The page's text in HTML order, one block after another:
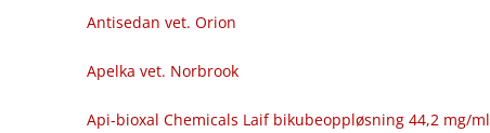
Antisedan vet. Orion
Apelka vet. Norbrook
Api-bioxal Chemicals Laif bikubeoppløsning 44,2 mg/ml